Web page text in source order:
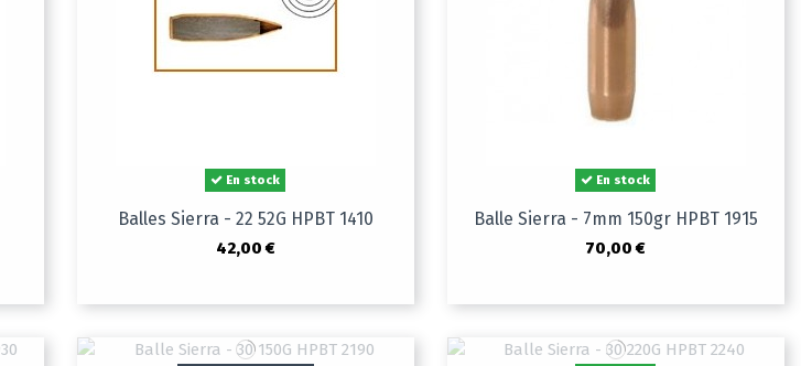
En stock
Balles Sierra - 22 52G HPBT 1410
42,00 €
En stock
Balle Sierra - 7mm 150gr HPBT 1915
70,00 €